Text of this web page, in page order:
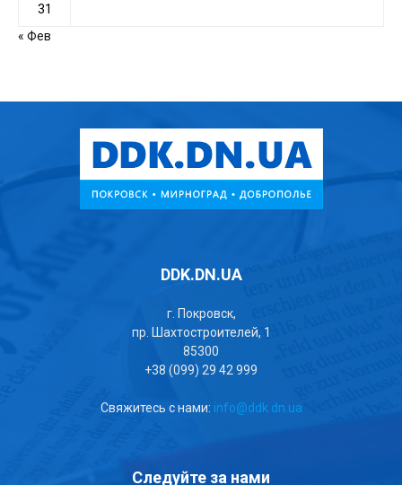
31
« Фев
DDK.DN.UA
г. Покровск,
пр. Шахтостроителей, 1
85300
+38 (099) 29 42 999
Свяжитесь с нами: info@ddk.dn.ua
Следуйте за нами